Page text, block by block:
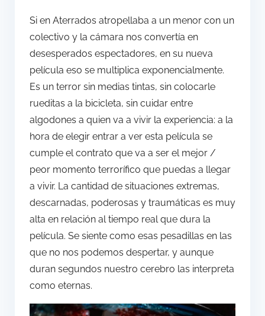
Si en Aterrados atropellaba a un menor con un
colectivo y la cámara nos convertía en
desesperados espectadores, en su nueva
película eso se multiplica exponencialmente.
Es un terror sin medias tintas, sin colocarle
rueditas a la bicicleta, sin cuidar entre
algodones a quien va a vivir la experiencia: a la
hora de elegir entrar a ver esta película se
cumple el contrato que va a ser el mejor /
peor momento terrorífico que puedas a llegar
a vivir. La cantidad de situaciones extremas,
descarnadas, poderosas y traumáticas es muy
alta en relación al tiempo real que dura la
película. Se siente como esas pesadillas en las
que no nos podemos despertar, y aunque
duran segundos nuestro cerebro las interpreta
como eternas.